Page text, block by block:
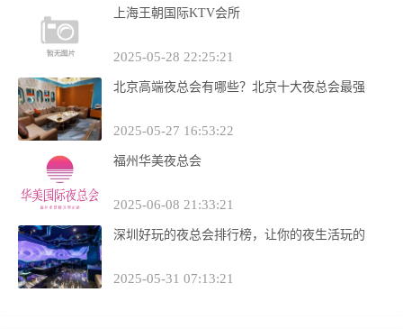
上海王朝国际KTV会所
2025-05-28 22:25:21
北京高端夜总会有哪些？北京十大夜总会最强
2025-05-27 16:53:22
福州华美夜总会
2025-06-08 21:33:21
深圳好玩的夜总会排行榜，让你的夜生活玩的
2025-05-31 07:13:21